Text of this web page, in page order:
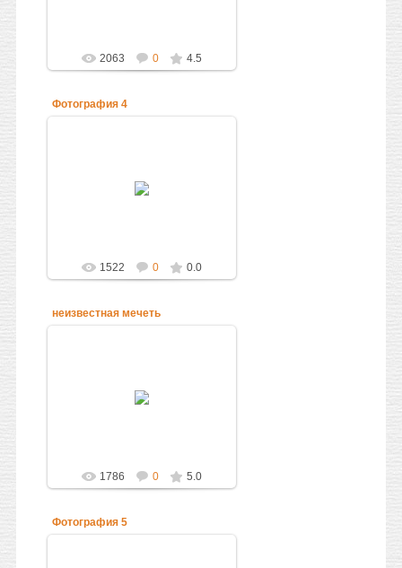
2063 0 4.5
Фотография 4
1522 0 0.0
неизвестная мечеть
неизвестная мечеть
1786 0 5.0
Фотография 5